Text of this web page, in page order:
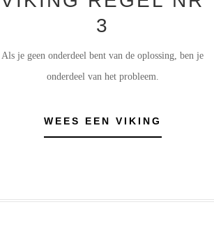
3
Als je geen onderdeel bent van de oplossing, ben je
onderdeel van het probleem.
WEES EEN VIKING